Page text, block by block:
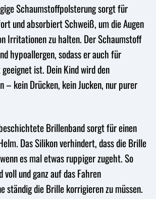
Schaumstoffpolsterung sorgt für
und absorbiert Schweiß, um die Augen
Irritationen zu halten. Der Schaumstoff
hypoallergen, sodass er auch für
ist. Dein Kind wird den
– kein Drücken, kein Jucken, nur purer
Brillenband sorgt für einen
Das Silikon verhindert, dass die Brille
es mal etwas ruppiger zugeht. So
voll und ganz auf das Fahren
ständig die Brille korrigieren zu müssen.